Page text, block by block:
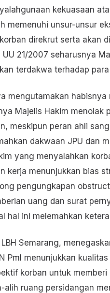
kekuasaan
memenuhi unsur-unsur
direkrut serta akan
21/2007 seharusnya
terdakwa terhadap para
mengutamakan
Majelis Hakim menolak
meskipun peran ahli
dakwaan JPU dan
yang menyalahkan
kerja menunjukkan bias
pengungkapan
uang dan surat
hal ini melemahkan
Semarang,
Pml menunjukkan
korban untuk
alih ruang persidangan